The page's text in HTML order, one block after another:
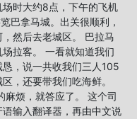
时大约8点，下午的飞机
巴拿马城。出关很顺利，
然后去老城区。 巴拉马
拉客。 一看就知道我们
，说一共收我们三人105
，还要带我们吃海鲜。
麻烦，就答应了。 这个司
输入翻译器，再由中文说